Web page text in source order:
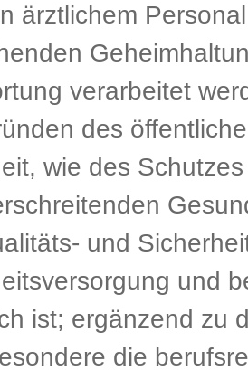
ärztlichem
verarbeitet
des
wie des
und
und
ist; ergänzend zu
die